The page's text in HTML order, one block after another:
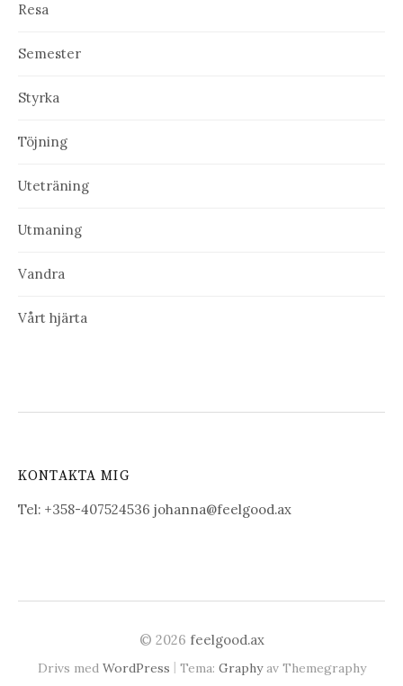
Resa
Semester
Styrka
Töjning
Uteträning
Utmaning
Vandra
Vårt hjärta
KONTAKTA MIG
Tel: +358-407524536 johanna@feelgood.ax
© 2026 feelgood.ax
Drivs med WordPress | Tema: Graphyav Themegraphy